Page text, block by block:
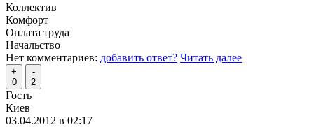
Коллектив
Комфорт
Оплата труда
Начальство
Нет комментариев: добавить ответ? Читать далее
+
0
-
2
Гость
Киев
03.04.2012 в 02:17